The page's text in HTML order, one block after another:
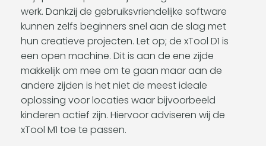
werk. Dankzij de gebruiksvriendelijke software
kunnen zelfs beginners snel aan de slag met
hun creatieve projecten. Let op; de xTool D1 is
een open machine. Dit is aan de ene zijde
makkelijk om mee om te gaan maar aan de
andere zijden is het niet de meest ideale
oplossing voor locaties waar bijvoorbeeld
kinderen actief zijn. Hiervoor adviseren wij de
xTool M1 toe te passen.